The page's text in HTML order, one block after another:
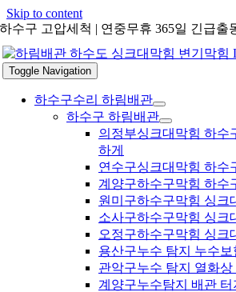
Skip to content
하수구 고압세척 | 연중무휴 365일 긴급출
Toggle Navigation
하수구수리 하림배관
하수구 하림배관
의정부싱크대막힘 하수
하게
연수구싱크대막힘 하수
계양구하수구막힘 하수
원미구하수구막힘 싱크
소사구하수구막힘 싱크
오정구하수구막힘 싱크
용산구누수 탐지 누수보
관악구누수 탐지 열화상
계양구누수탐지 배관 터